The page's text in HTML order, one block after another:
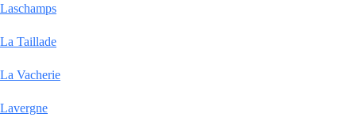
Laschamps
La Taillade
La Vacherie
Lavergne